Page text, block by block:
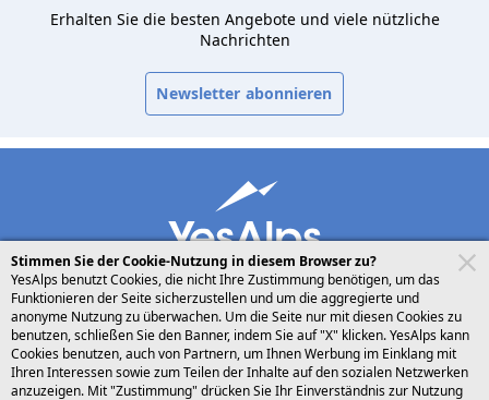
Erhalten Sie die besten Angebote und viele nützliche
Nachrichten
Newsletter abonnieren
desktop folgen Sie uns auf teilen
Stimmen Sie der Cookie-Nutzung in diesem Browser zu?
YesAlps benutzt Cookies, die nicht Ihre Zustimmung benötigen, um das
Funktionieren der Seite sicherzustellen und um die aggregierte und
anonyme Nutzung zu überwachen. Um die Seite nur mit diesen Cookies zu
benutzen, schließen Sie den Banner, indem Sie auf "X" klicken. YesAlps kann
Cookies benutzen, auch von Partnern, um Ihnen Werbung im Einklang mit
Ihren Interessen sowie zum Teilen der Inhalte auf den sozialen Netzwerken
anzuzeigen. Mit "Zustimmung" drücken Sie Ihr Einverständnis zur Nutzung